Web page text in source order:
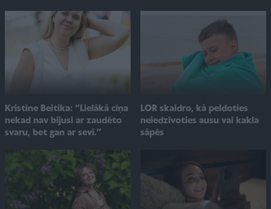
Kristīne Beitika: “Lielākā cīņa
nekad nav bijusi ar zaudēto
svaru, bet gan ar sevi.”
LOR skaidro, kā peldoties
neiedzīvoties ausu vai kakla
sāpēs